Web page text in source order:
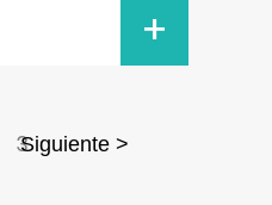
+
3Siguiente >